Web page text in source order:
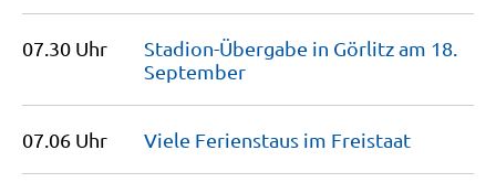
07.30 Uhr
Stadion-Übergabe in Görlitz am 18.
September
07.06 Uhr Viele Ferienstaus im Freistaat